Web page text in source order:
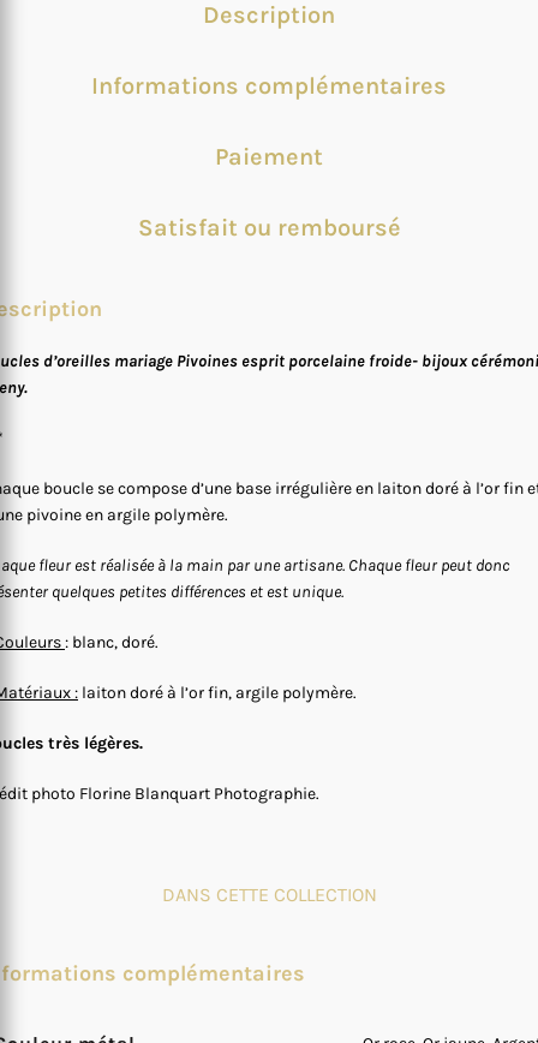
Description
Informations complémentaires
Paiement
Satisfait ou remboursé
d’oreilles mariage Pivoines esprit porcelaine froide- bijoux
boucle se compose d’une base irrégulière en laiton doré à l’or fin
pivoine en argile polymère.
fleur est réalisée à la main par une artisane. Chaque fleur peut donc
quelques petites différences et est unique.
: blanc, doré.
: laiton doré à l’or fin, argile polymère.
très légères.
photo Florine Blanquart Photographie.
DANS CETTE COLLECTION
complémentaires